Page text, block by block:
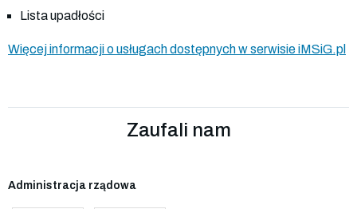
Lista upadłości
Więcej informacji o usługach dostępnych w serwisie iMSiG.pl
Zaufali nam
Administracja rządowa